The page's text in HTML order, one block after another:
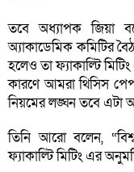
তবে অধ্যাপক জিয়া
অ্যাকাডেমিক কমিটির
হলেও তা ফ্যাকাল্টি
কারণে আমরা থিসিস
নিয়মের লঙ্ঘন তবে এটা
তিনি আরো বলেন,
ফ্যাকাল্টি মিটিং এর